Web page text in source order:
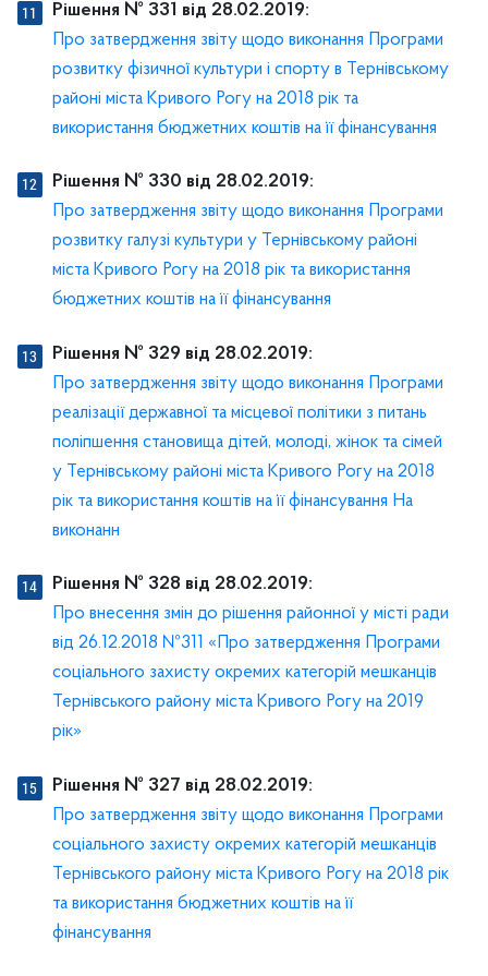
Рішення № 331 від 28.02.2019:
Про затвердження звіту щодо виконання Програми
розвитку фізичної культури і спорту в Тернівському
районі міста Кривого Рогу на 2018 рік та
використання бюджетних коштів на її фінансування
Рішення № 330 від 28.02.2019:
Про затвердження звіту щодо виконання Програми
розвитку галузі культури у Тернівському районі
міста Кривого Рогу на 2018 рік та використання
бюджетних коштів на її фінансування
Рішення № 329 від 28.02.2019:
Про затвердження звіту щодо виконання Програми
реалізації державної та місцевої політики з питань
поліпшення становища дітей, молоді, жінок та сімей
у Тернівському районі міста Кривого Рогу на 2018
рік та використання коштів на її фінансування На
виконанн
Рішення № 328 від 28.02.2019:
Про внесення змін до рішення районної у місті ради
від 26.12.2018 №311 «Про затвердження Програми
соціального захисту окремих категорій мешканців
Тернівського району міста Кривого Рогу на 2019
рік»
Рішення № 327 від 28.02.2019:
Про затвердження звіту щодо виконання Програми
соціального захисту окремих категорій мешканців
Тернівського району міста Кривого Рогу на 2018 рік
та використання бюджетних коштів на її
фінансування